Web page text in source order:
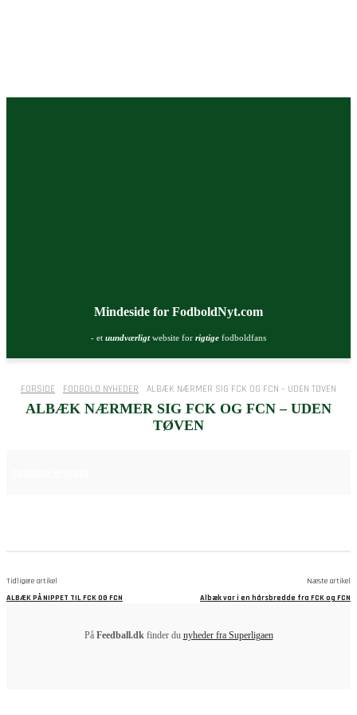
Mindeside for FodboldNyt.com
- et uundværligtwebsite for rigtige fodboldfans
FORSIDE FODBOLD NYHEDER ALBÆK NÆRMER SIG FCK OG FCN – UDEN TØVEN
ALBÆK NÆRMER SIG FCK OG FCN – UDEN
TØVEN
Tidligere artikel
ALBÆK PÅ NIPPET TIL FCK OG FCN
Næste artikel
Albæk var i en hårsbredde fra FCK og FCN
På Feedball.dkfinder du nyheder fra Superligaen